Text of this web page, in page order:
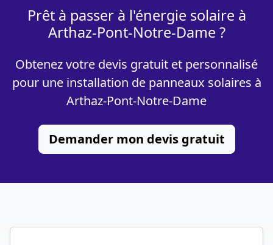
Prêt à passer à l'énergie solaire à
Arthaz-Pont-Notre-Dame ?
Obtenez votre devis gratuit et personnalisé
pour une installation de panneaux solaires à
Arthaz-Pont-Notre-Dame
Demander mon devis gratuit